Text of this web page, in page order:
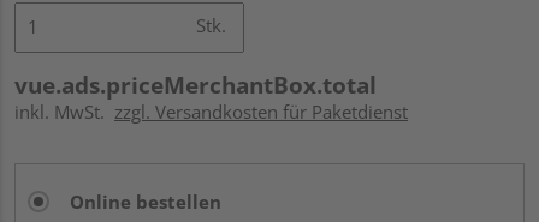
Stk.
vue.ads.priceMerchantBox.total
inkl. MwSt. zzgl. Versandkosten für Paketdienst
Online bestellen